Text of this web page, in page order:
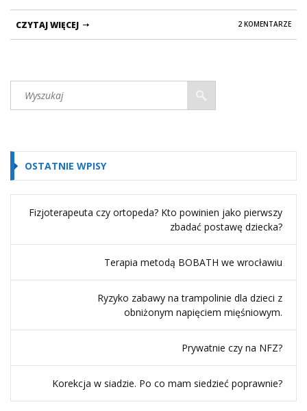
2 KOMENTARZE
CZYTAJ WIĘCEJ
OSTATNIE WPISY
Fizjoterapeuta czy ortopeda? Kto powinien jako pierwszy
zbadać postawę dziecka?
Terapia metodą BOBATH we wrocławiu
Ryzyko zabawy na trampolinie dla dzieci z
obniżonym napięciem mięśniowym.
Prywatnie czy na NFZ?
Korekcja w siadzie. Po co mam siedzieć poprawnie?